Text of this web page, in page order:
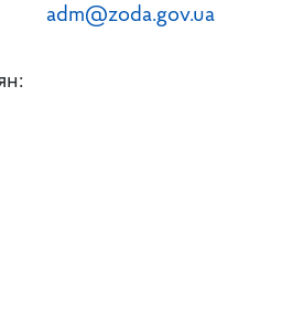
adm@zoda.gov.ua